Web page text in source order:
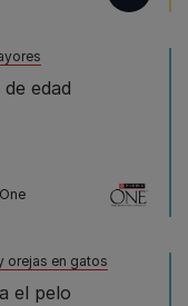
edad
orejas en gatos
el pelo